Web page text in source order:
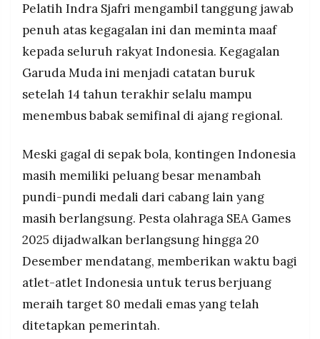
Pelatih Indra Sjafri mengambil tanggung jawab
penuh atas kegagalan ini dan meminta maaf
kepada seluruh rakyat Indonesia. Kegagalan
Garuda Muda ini menjadi catatan buruk
setelah 14 tahun terakhir selalu mampu
menembus babak semifinal di ajang regional.
Meski gagal di sepak bola, kontingen Indonesia
masih memiliki peluang besar menambah
pundi-pundi medali dari cabang lain yang
masih berlangsung. Pesta olahraga SEA Games
2025 dijadwalkan berlangsung hingga 20
Desember mendatang, memberikan waktu bagi
atlet-atlet Indonesia untuk terus berjuang
meraih target 80 medali emas yang telah
ditetapkan pemerintah.